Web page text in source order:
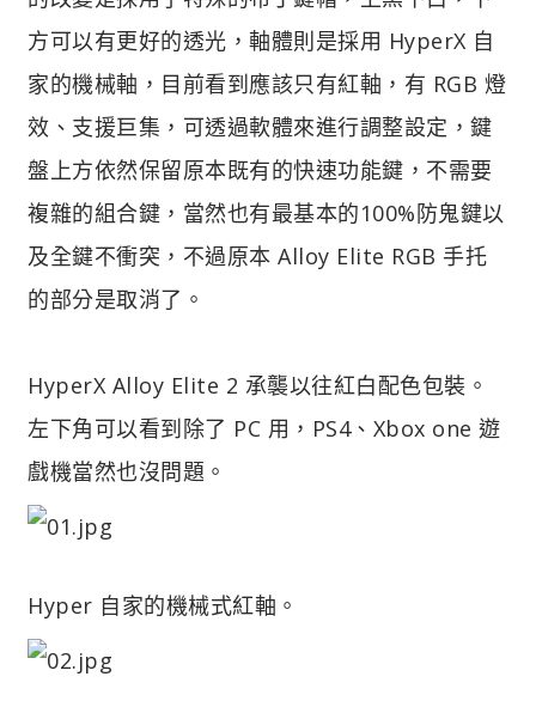
方可以有更好的透光，軸體則是採用 HyperX 自
家的機械軸，目前看到應該只有紅軸，有 RGB 燈
效、支援巨集，可透過軟體來進行調整設定，鍵
盤上方依然保留原本既有的快速功能鍵，不需要
複雜的組合鍵，當然也有最基本的100%防鬼鍵以
及全鍵不衝突，不過原本 Alloy Elite RGB 手托
的部分是取消了。
HyperX Alloy Elite 2 承襲以往紅白配色包裝。
左下角可以看到除了 PC 用，PS4、Xbox one 遊
戲機當然也沒問題。
Hyper 自家的機械式紅軸。